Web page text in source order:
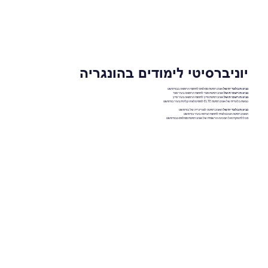
יוניברסיטי לימודים בהונגריה
נציגות בלעדית שלאוניברסיטת סמלוויס לתחומי הרפואה בבודפשט
נציגות רשמית שלאוניברסיטת סגד לתחומי הרפואה בעיר סגד
נציגות רשמית שלאוניברסיטת פייץ לתחומי הרפואה בעיר פייץ
נציגות בלעדית של אוניברסיטת ELTE לפסיכולוגיה קלינית בעיר בודפשט
נציגות בלעדית שלהאוניברסיטה לוטרינריה של בודפשט
האוניברסיטה הטכנולוגית לתחומי הנדסה בעיר בודפשט
מכללת מקדניאל המכינה הרשמית של אוניברסיטת סמלוויס בבודפשט